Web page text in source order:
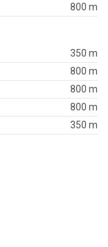
800 m
350 m
800 m
800 m
800 m
350 m